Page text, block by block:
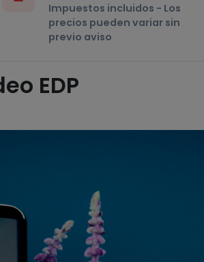
Impuestos incluidos - Los
precios pueden variar sin
previo aviso
EDP